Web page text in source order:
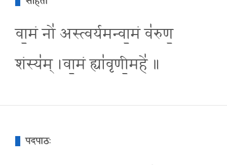
वा॒मं नो॑ अस्त्वर्यमन्वा॒मं व॑रुण॒
शंस्य॑म् ।वा॒मं ह्या॑वृणी॒महे॑ ॥
पदपाठः